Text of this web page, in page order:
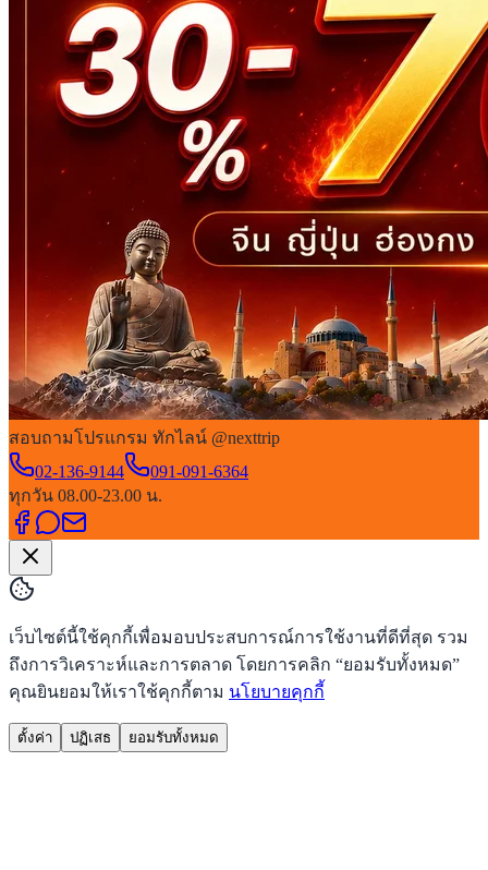
สอบถามโปรแกรม ทักไลน์ @nexttrip
02-136-9144
091-091-6364
ทุกวัน 08.00-23.00 น.
เว็บไซต์นี้ใช้คุกกี้เพื่อมอบประสบการณ์การใช้งานที่ดีที่สุด รวม
ถึงการวิเคราะห์และการตลาด โดยการคลิก “ยอมรับทั้งหมด”
คุณยินยอมให้เราใช้คุกกี้ตาม นโยบายคุกกี้
ตั้งค่า ปฏิเสธ ยอมรับทั้งหมด